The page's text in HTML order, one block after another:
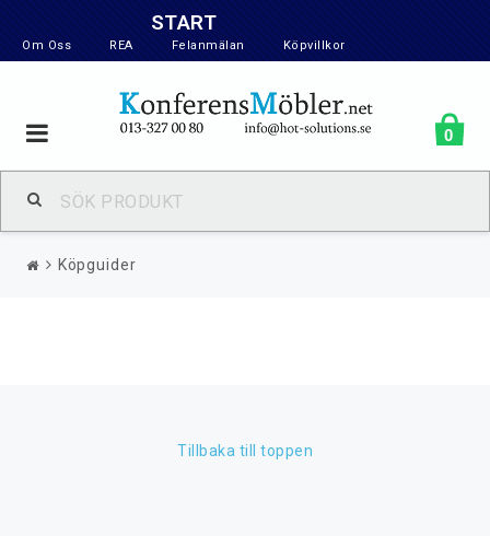
START
Om Oss REA Felanmälan Köpvillkor
0
Toggle
navigation
Köpguider
Tillbaka till toppen